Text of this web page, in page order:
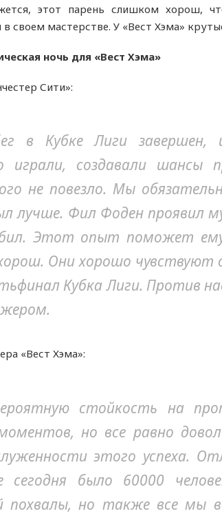
этот парень слишком
своем мастерстве. У «Вест Хэма»
ночь для «Вест Хэма»
Сити»:
в Кубке Лиги
играли, создавали шансы
не повезло. Мы
лучше. Фил Фоден проявил
Этот опыт поможет
Они хорошо чувствуют
Кубка Лиги. Против
«Вест Хэма»:
стойкость на
но все равно
этого успеха.
сегодня было 60000
похвалы, но также все мы